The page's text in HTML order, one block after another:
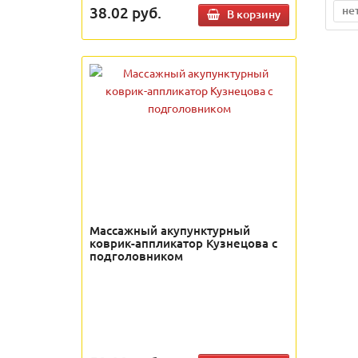
38.02 руб. В корзину
Массажный акупунктурный
коврик-аппликатор Кузнецова с
подголовником